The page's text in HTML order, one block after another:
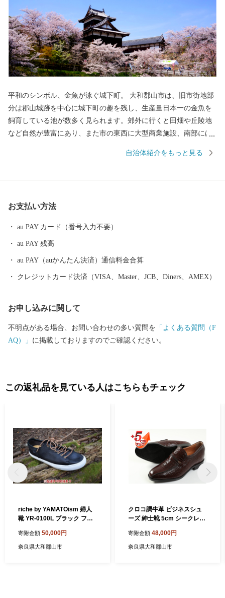
平和のシンボル、金魚が泳ぐ城下町。 大和郡山市は、旧市街地部
分は郡山城跡を中心に城下町の趣を残し、生産量日本一の金魚を
飼育している池が数多く見られます。郊外に行くと田畑や丘陵地
など自然が豊富にあり、また市の東西に大型商業施設、南部には
スの取れた住みよいまちです。 本市では、「あふれる夢と希望
るまちを目指します。「夢と誇りと自信」を持てるまちづくりへ
自治体紹介をもっと見る
お支払い方法
au PAY カード（番号入力不要）
au PAY 残高
au PAY（auかんたん決済）通信料金合算
クレジットカード決済（VISA、Master、JCB、Diners、AMEX）
お申し込みに関して
不明点がある場合、お問い合わせの多い質問を 「よくある質問（F
AQ）」 に掲載しておりますのでご確認ください。
この返礼品を見ている人はこちらもチェック
riche by YAMATOism 婦人
靴 YR-0100L ブラック ファ
04
寄附金額 50,000円
奈良県大和郡山市
クロコ調牛革 ビジネスシュ
ーズ 紳士靴 5cm シークレッ
6 ブラウン 雑貨 日用品 BN0
02
寄附金額 48,000円
奈良県大和郡山市